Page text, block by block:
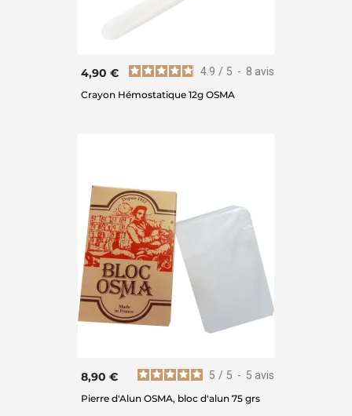
4.9 / 5 - 8 avis
4,90 €
Crayon Hémostatique 12g OSMA
5 / 5 - 5 avis
8,90 €
Pierre d'Alun OSMA, bloc d'alun 75 grs